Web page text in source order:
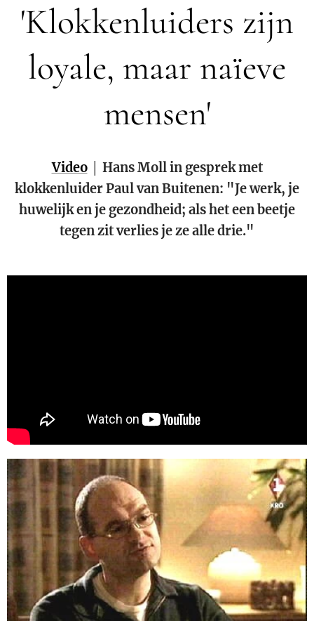
'Klokkenluiders zijn
loyale, maar naïeve
mensen'
Video│ Hans Moll in gesprek met
klokkenluider Paul van Buitenen: "Je werk, je
huwelijk en je gezondheid; als het een beetje
tegen zit verlies je ze alle drie."